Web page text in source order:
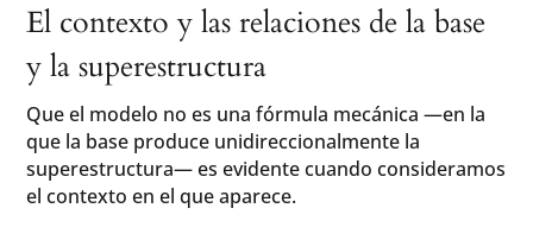
El contexto y las relaciones de la base
y la superestructura
Que el modelo no es una fórmula mecánica —en la
que la base produce unidireccionalmente la
superestructura— es evidente cuando consideramos
el contexto en el que aparece.